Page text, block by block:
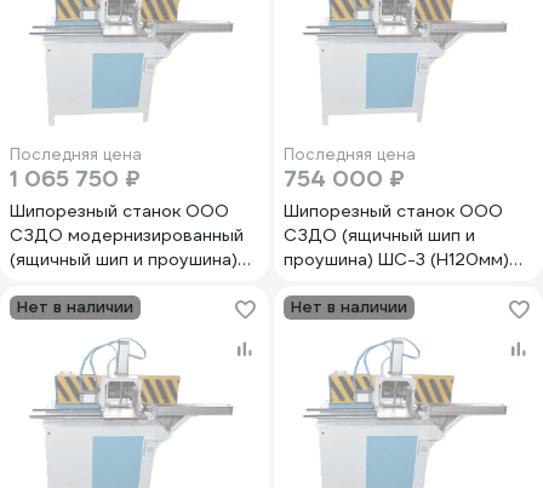
Последняя цена
1 065 750 ₽
Шипорезный станок ООО
СЗДО модернизированный
(ящичный шип и проушина)
Последняя цена
754 000 ₽
Шипорезный станок ООО
СЗДО (ящичный шип и
проушина) ШС-3 (Н120мм)
Нет в наличии Нет в наличии